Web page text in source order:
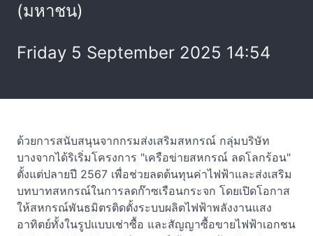
(มหาชน)
Friday 5 September 2025 14:54
ด้วยการสนับสนุนจากกรมส่งเสริมสหกรณ์ กลุ่มบริษัท
บางจากได้ริเริ่มโครงการ "เครือข่ายสหกรณ์ ลดโลกร้อน"
ตั้งแต่ปลายปี 2567 เพื่อช่วยลดต้นทุนค่าไฟฟ้าและส่งเสริม
บทบาทสหกรณ์ในการลดก๊าซเรือนกระจก โดยเปิดโอกาส
ให้สหกรณ์พันธมิตรติดตั้งระบบผลิตไฟฟ้าพลังงานแสง
อาทิตย์ทั้งในรูปแบบเช่าซื้อ และสัญญาซื้อขายไฟฟ้าเอกชน